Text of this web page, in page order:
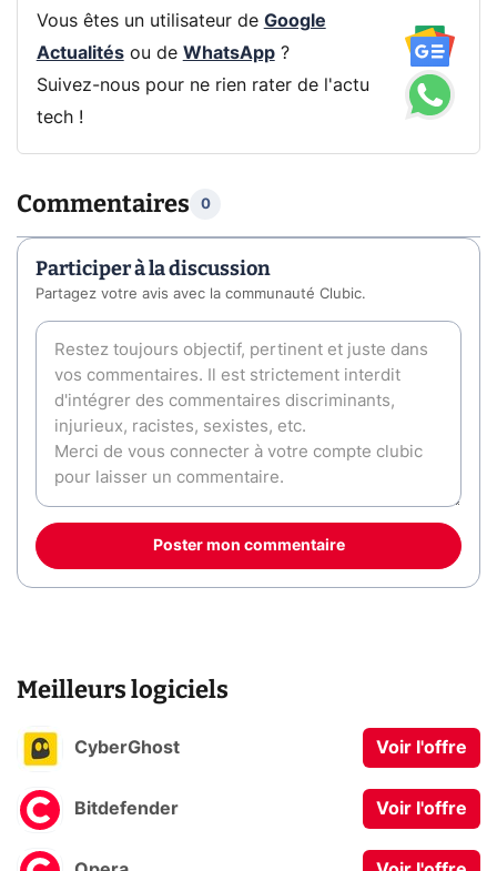
Vous êtes un utilisateur de Google
Actualitésou de WhatsApp?
Suivez-nous pour ne rien rater de l'actu
tech !
Commentaires 0
Participer à la discussion
Partagez votre avis avec la communauté Clubic.
Poster mon commentaire
Meilleurs logiciels
CyberGhost Voir l'offre
Bitdefender Voir l'offre